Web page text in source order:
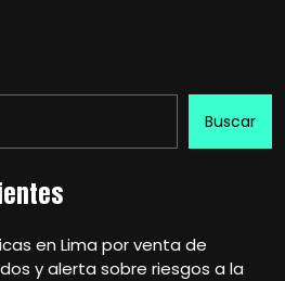
Buscar
en Lima por venta de
y alerta sobre riesgos a la